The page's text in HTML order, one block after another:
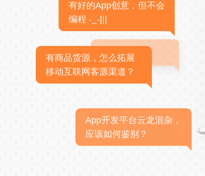
有好的App创意，但不会
编程 -_-|||
有商品货源，怎么拓展
移动互联网客源渠道？
App开发平台云龙混杂，
应该如何鉴别？